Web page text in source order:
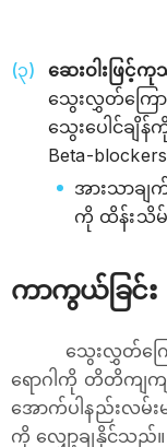
ဆေးဝါးဖြင့်ကု
သွေးလွှတ်ကြော
သွေးပေါင်ချိန်
Beta-
အားသာခ
ကို ထိန်းသိ
ကာကွယ်ခြင်း
သွေးလွှတ်ကြေ
ရောဂါကို တိတိကျက
အောက်ပါနည်းလမ်းမ
ကို လျှော့ချနိုင်သည်။